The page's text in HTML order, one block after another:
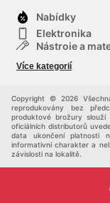
Nabídky
Elektronika
Nástroje a
Děti
Více kategorií
Copyright © 2026
reprodukovány bez
produktové brožury
oficiálních distributorů
data ukončení platnosti
informativní charakter a
závislosti na lokalitě.